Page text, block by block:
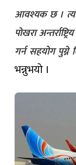
आवश्यक छ ।
पोखरा
गर्न सहयोग पुग्ने
भन्नुभयो ।